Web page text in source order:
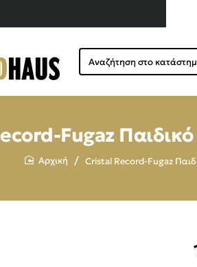
Αναζήτηση
στο
Fugaz
Cristal Record-Fugaz